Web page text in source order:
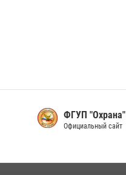
ФГУП "Охрана"
Официальный сайт